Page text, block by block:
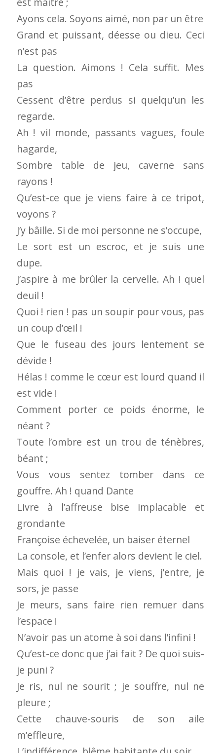
Ayons cela. Soyons aimé, non par un être
Grand et puissant, déesse ou dieu. Ceci
n’est pas
La question. Aimons ! Cela suffit. Mes
pas
Cessent d’être perdus si quelqu’un les
regarde.
Ah ! vil monde, passants vagues, foule
hagarde,
Sombre table de jeu, caverne sans
rayons !
Qu’est-ce que je viens faire à ce tripot,
voyons ?
J’y bâille. Si de moi personne ne s’occupe,
Le sort est un escroc, et je suis une
dupe.
J’aspire à me brûler la cervelle. Ah ! quel
deuil !
Quoi ! rien ! pas un soupir pour vous, pas
un coup d’œil !
Que le fuseau des jours lentement se
dévide !
Hélas ! comme le cœur est lourd quand il
est vide !
Comment porter ce poids énorme, le
néant ?
Toute l’ombre est un trou de ténèbres,
béant ;
Vous vous sentez tomber dans ce
gouffre. Ah ! quand Dante
Livre à l’affreuse bise implacable et
grondante
Françoise échevelée, un baiser éternel
La console, et l’enfer alors devient le ciel.
Mais quoi ! je vais, je viens, j’entre, je
sors, je passe
Je meurs, sans faire rien remuer dans
l’espace !
N’avoir pas un atome à soi dans l’infini !
Qu’est-ce donc que j’ai fait ? De quoi suis-
je puni ?
Je ris, nul ne sourit ; je souffre, nul ne
pleure ;
Cette chauve-souris de son aile
m’effleure,